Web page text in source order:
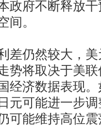
政府不断释放
间。
仍然较大，美
势将取决于美
经济数据表现
元可能进一步
可能维持高位